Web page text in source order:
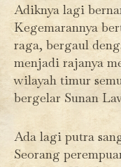
Adiknya lagi
Kegemarannya
raga, bergaul
menjadi rajanya
wilayah timur
bergelar Sunan
Ada lagi putra
Seorang